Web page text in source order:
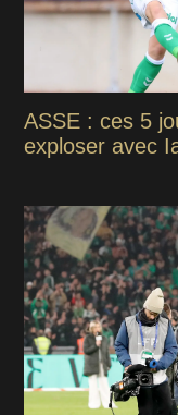
ASSE : ces 5
exploser avec